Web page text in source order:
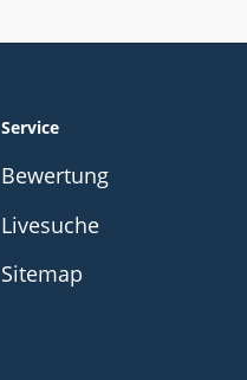
Service
Bewertung
Livesuche
Sitemap